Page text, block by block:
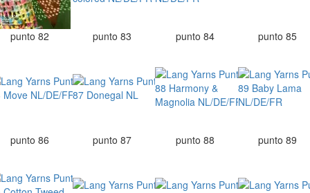
punto 82 punto 83 punto 84 punto 85
punto 86 punto 87 punto 88 punto 89